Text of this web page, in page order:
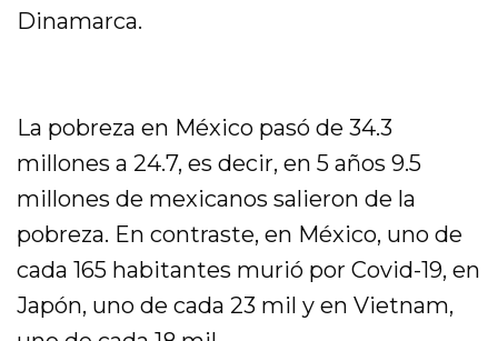
Dinamarca.
La pobreza en México pasó de 34.3
millones a 24.7, es decir, en 5 años 9.5
millones de mexicanos salieron de la
pobreza. En contraste, en México, uno de
cada 165 habitantes murió por Covid-19, en
Japón, uno de cada 23 mil y en Vietnam,